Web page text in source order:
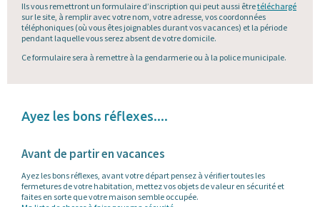
Ils vous remettront un formulaire d’inscription qui peut aussi êtretéléchargé
sur le site, à remplir avec votre nom, votre adresse, vos coordonnées
téléphoniques (où vous êtes joignables durant vos vacances) et la période
pendant laquelle vous serez absent de votre domicile.
Ce formulaire sera à remettre à la gendarmerie ou à la police municipale.
Ayez les bons réflexes....
Avant de partir en vacances
Ayez les bons réflexes, avant votre départ pensez à vérifier toutes les
fermetures de votre habitation, mettez vos objets de valeur en sécurité et
faites en sorte que votre maison semble occupée.